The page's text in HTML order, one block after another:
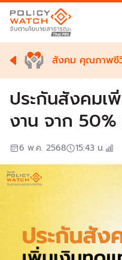
สังคม คุณภาพชี
ประกันสังคมเ
งาน จาก
6 พ.ค. 2568 15:43 น.